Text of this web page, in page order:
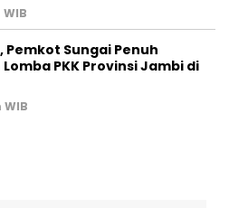
Pemkot Sungai Penuh
PKK Provinsi Jambi di